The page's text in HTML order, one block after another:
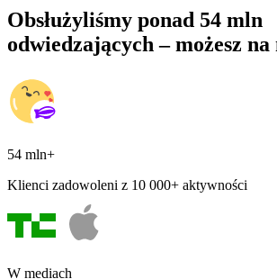
Obsłużyliśmy ponad 54 mln
odwiedzających – możesz na
54 mln+
Klienci zadowoleni z 10 000+ aktywności
W mediach